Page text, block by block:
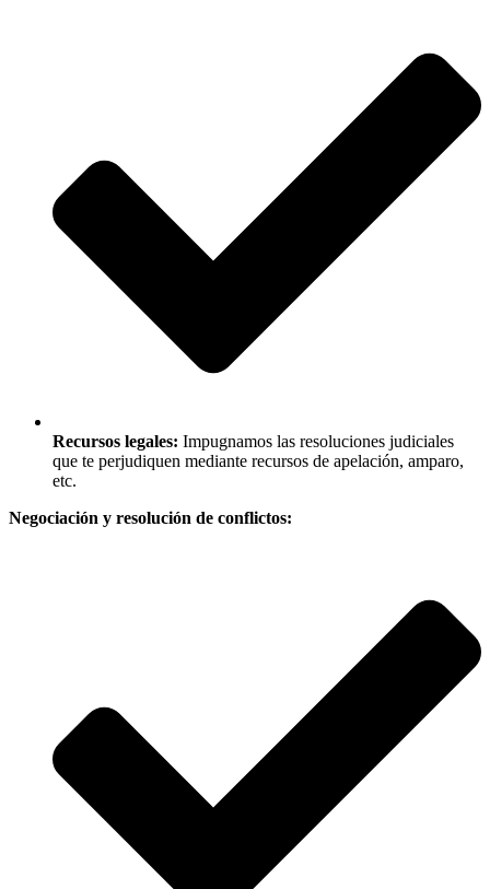
Recursos legales: Impugnamos las resoluciones judiciales
que te perjudiquen mediante recursos de apelación, amparo,
etc.
Negociación y resolución de conflictos: